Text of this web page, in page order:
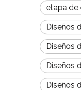
etapa de
Diseños
Diseños
Diseños
Diseños